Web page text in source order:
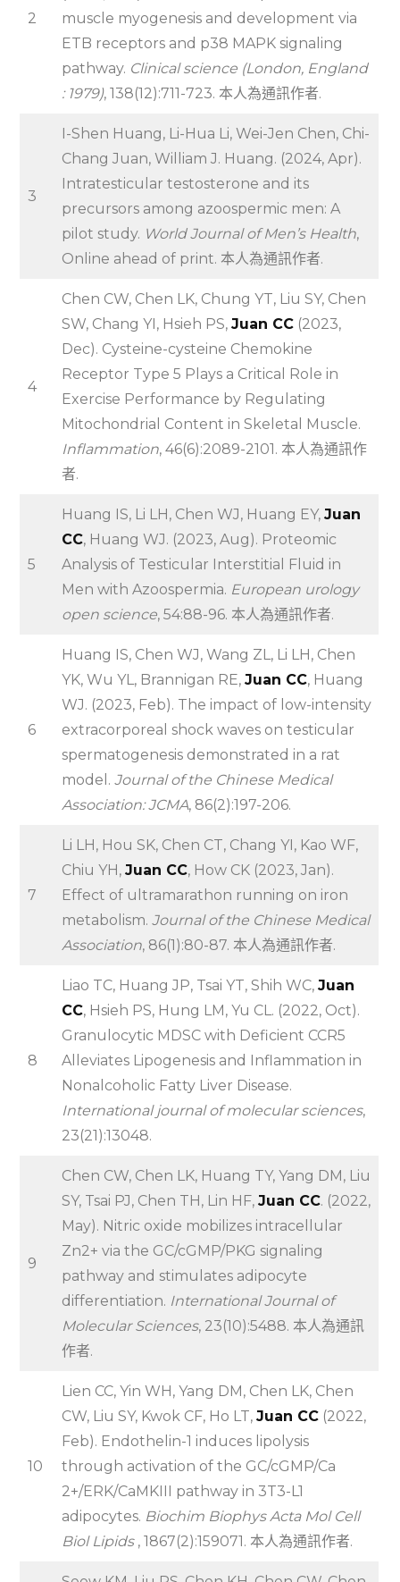
2
muscle myogenesis and development via
ETB receptors and p38 MAPK signaling
pathway. Clinical science (London, England
: 1979), 138(12):711-723. 本人為通訊作者.
3
I-Shen Huang, Li-Hua Li, Wei-Jen Chen, Chi-
Chang Juan, William J. Huang. (2024, Apr).
Intratesticular testosterone and its
precursors among azoospermic men: A
pilot study. World Journal of Men’s Health,
Online ahead of print. 本人為通訊作者.
4
Chen CW, Chen LK, Chung YT, Liu SY, Chen
SW, Chang YI, Hsieh PS,Juan CC (2023,
Dec). Cysteine-cysteine Chemokine
Receptor Type 5 Plays a Critical Role in
Exercise Performance by Regulating
Mitochondrial Content in Skeletal Muscle.
Inflammation, 46(6):2089-2101. 本人為通訊作
者.
5
Huang IS, Li LH, Chen WJ, Huang EY,Juan
CC, Huang WJ. (2023, Aug). Proteomic
Analysis of Testicular Interstitial Fluid in
Men with Azoospermia. European urology
open science, 54:88-96. 本人為通訊作者.
6
Huang IS, Chen WJ, Wang ZL, Li LH, Chen
YK, Wu YL, Brannigan RE,Juan CC, Huang
WJ. (2023, Feb). The impact of low-intensity
extracorporeal shock waves on testicular
spermatogenesis demonstrated in a rat
model.Journal of the Chinese Medical
Association: JCMA, 86(2):197-206.
7
Li LH, Hou SK, Chen CT, Chang YI, Kao WF,
Chiu YH,Juan CC, How CK (2023, Jan).
Effect of ultramarathon running on iron
metabolism.Journal of the Chinese Medical
Association, 86(1):80-87. 本人為通訊作者.
8
Liao TC, Huang JP, Tsai YT, Shih WC,Juan
CC, Hsieh PS, Hung LM, Yu CL. (2022, Oct).
Granulocytic MDSC with Deficient CCR5
Alleviates Lipogenesis and Inflammation in
Nonalcoholic Fatty Liver Disease.
International journal of molecular sciences,
23(21):13048.
9
Chen CW, Chen LK, Huang TY, Yang DM, Liu
SY, Tsai PJ, Chen TH, Lin HF,Juan CC. (2022,
May). Nitric oxide mobilizes intracellular
Zn2+ via the GC/cGMP/PKG signaling
pathway and stimulates adipocyte
differentiation. International Journal of
Molecular Sciences, 23(10):5488. 本人為通訊
作者.
10
Lien CC, Yin WH, Yang DM, Chen LK, Chen
CW, Liu SY, Kwok CF, Ho LT,Juan CC (2022,
Feb). Endothelin-1 induces lipolysis
through activation of the GC/cGMP/Ca
2+/ERK/CaMKIII pathway in 3T3-L1
adipocytes. Biochim Biophys Acta Mol Cell
Biol Lipids , 1867(2):159071. 本人為通訊作者.